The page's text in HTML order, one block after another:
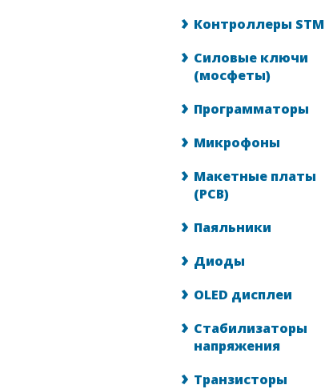
Контроллеры STM
Силовые ключи
(мосфеты)
Программаторы
Микрофоны
Макетные платы
(PCB)
Паяльники
Диоды
OLED дисплеи
Стабилизаторы
напряжения
Транзисторы